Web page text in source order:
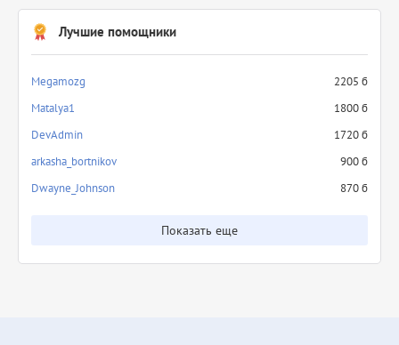
Лучшие помощники
Megamozg
2205 б
Matalya1
1800 б
DevAdmin
1720 б
arkasha_bortnikov
900 б
Dwayne_Johnson
870 б
Показать еще